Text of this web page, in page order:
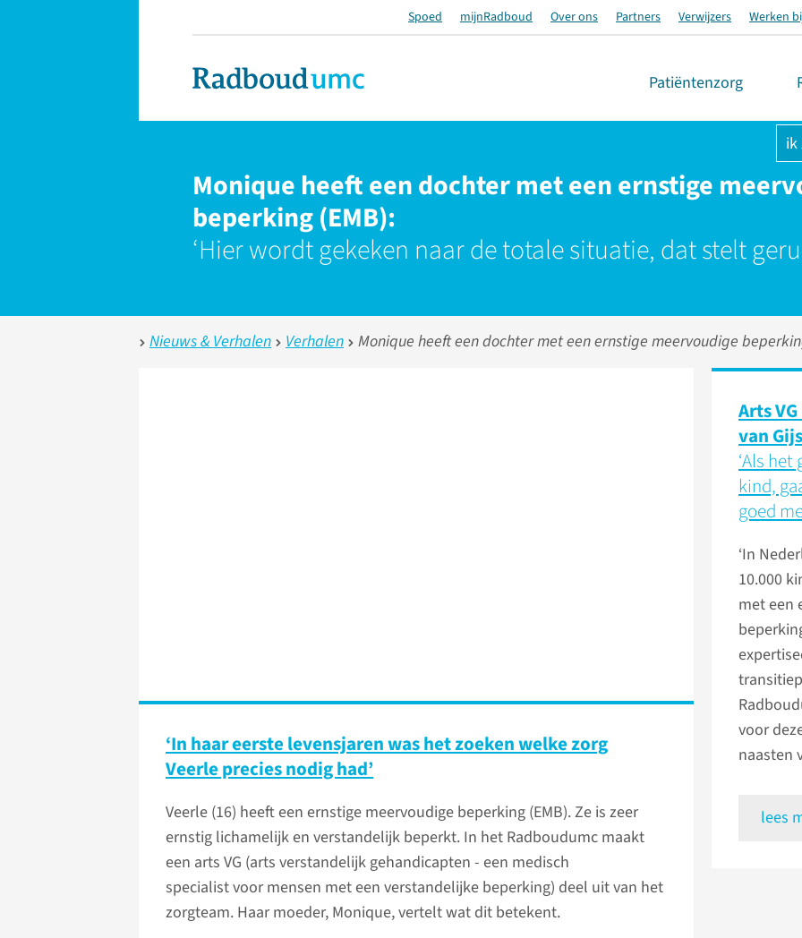
Spoed mijnRadboud Over ons Partners Verwijzers Werken
Patiëntenzorg
ik
Monique heeft een dochter met een ernstige
beperking (EMB):
‘Hier wordt gekeken naar de totale situatie, dat stelt
Nieuws & Verhalen Verhalen Monique heeft een dochter met een ernstige meervoudige
‘In haar eerste levensjaren was het zoeken welke zorg
Veerle precies nodig had’
Veerle (16) heeft een ernstige meervoudige beperking (EMB). Ze is zeer
ernstig lichamelijk en verstandelijk beperkt. In het Radboudumc maakt
een arts VG (arts verstandelijk gehandicapten - een medisch
specialist voor mensen met een verstandelijke beperking) deel uit van het
zorgteam. Haar moeder, Monique, vertelt wat dit betekent.
Arts
van
‘Als
kind,
goed
‘In
10.000
met een
voor
naasten
lees